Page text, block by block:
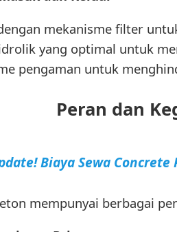
mekanisme filter
yang optimal untuk
pengaman untuk
Peran dan
Biaya Sewa
mempunyai berbagai